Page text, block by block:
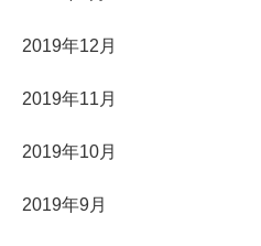
2019年12月
2019年11月
2019年10月
2019年9月